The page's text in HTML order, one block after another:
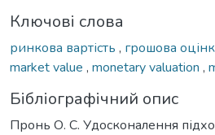
Ключові слова
ринкова вартість , грошова
market value , monetary valuation ,
Бібліографічний опис
Пронь О. С. Удосконалення